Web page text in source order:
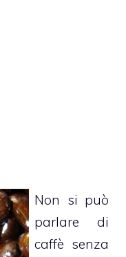
Non si può
parlare di
caffè senza